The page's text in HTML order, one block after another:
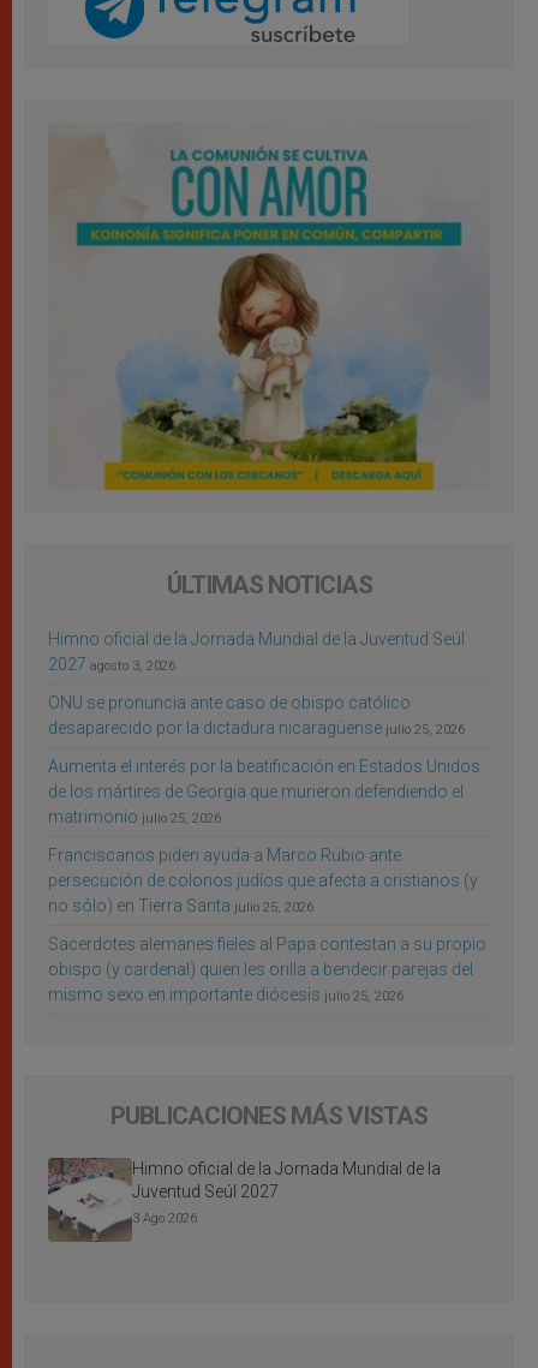
ÚLTIMAS NOTICIAS
Himno oficial de la Jornada Mundial de la Juventud Seúl
2027 agosto 3, 2026
ONU se pronuncia ante caso de obispo católico
desaparecido por la dictadura nicaragüense julio 25, 2026
Aumenta el interés por la beatificación en Estados Unidos
de los mártires de Georgia que murieron defendiendo el
matrimonio julio 25, 2026
Franciscanos piden ayuda a Marco Rubio ante
persecución de colonos judíos que afecta a cristianos (y
no sólo) en Tierra Santa julio 25, 2026
Sacerdotes alemanes fieles al Papa contestan a su propio
obispo (y cardenal) quien les orilla a bendecir parejas del
mismo sexo en importante diócesis julio 25, 2026
PUBLICACIONES MÁS VISTAS
Himno oficial de la Jornada Mundial de la
Juventud Seúl 2027
3 Ago 2026